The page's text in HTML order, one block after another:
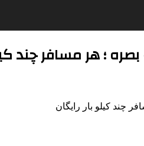
؛ هر مسافر چند